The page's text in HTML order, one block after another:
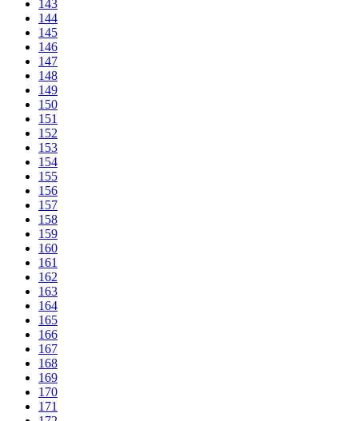
143
144
145
146
147
148
149
150
151
152
153
154
155
156
157
158
159
160
161
162
163
164
165
166
167
168
169
170
171